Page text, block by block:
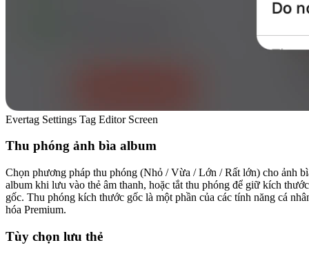
Evertag Settings Tag Editor Screen
Thu phóng ảnh bìa album
Chọn phương pháp thu phóng (Nhỏ / Vừa / Lớn / Rất lớn) cho ảnh
album khi lưu vào thẻ âm thanh, hoặc tắt thu phóng để giữ kích thước
gốc. Thu phóng kích thước gốc là một phần của các tính năng cá
hóa Premium.
Tùy chọn lưu thẻ